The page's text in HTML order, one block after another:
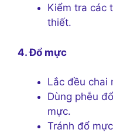
Kiểm tra các
thiết.
4. Đổ mực
Lắc đều chai
Dùng phễu
mực.
Tránh đổ